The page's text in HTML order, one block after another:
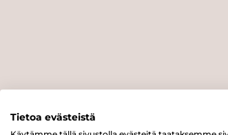
Tietoa evästeistä